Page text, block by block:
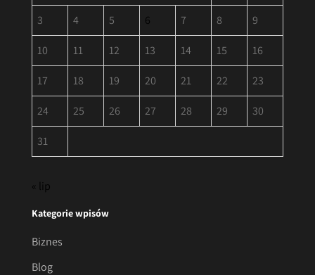
3 4 5 6 7 8 9
10 11 12 13 14 15 16
17 18 19 20 21 22 23
24 25 26 27 28 29 30
31
« lip
Kategorie wpisów
Biznes
Blog